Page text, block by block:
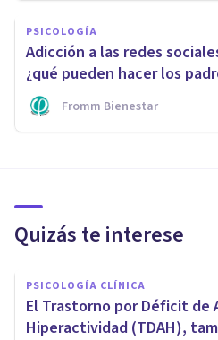
PSICOLOGÍA
Adicción a las redes
¿qué pueden hacer los
Fromm Bienestar
Quizás te interese
PSICOLOGÍA CLÍNICA
El Trastorno por Déficit de
Hiperactividad (TDAH),